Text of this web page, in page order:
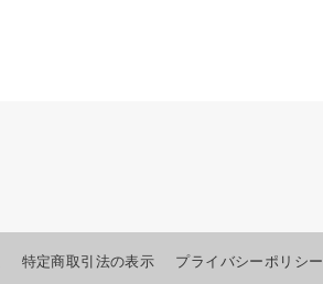
特定商取引法の表示
プライバシーポリシー